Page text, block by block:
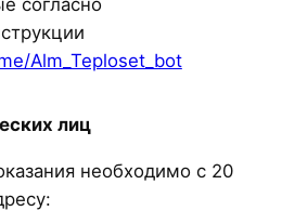
Alm_Teploset_bot
лиц
необходимо с 20